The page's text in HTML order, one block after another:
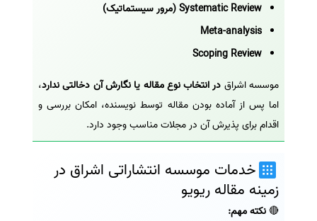
Systematic Review (مرور سیستماتیک)
Meta-analysis
Scoping Review
موسسه اشراق در انتخاب نوع مقاله یا نگارش آن دخالتی ندارد،
اما پس از آماده بودن مقاله توسط نویسنده، امکان بررسی و
اقدام برای پذیرش آن در مجلات مناسب وجود دارد.
خدمات موسسه انتشاراتی اشراق در
زمینه مقاله ریویو
🔴نکته مهم: